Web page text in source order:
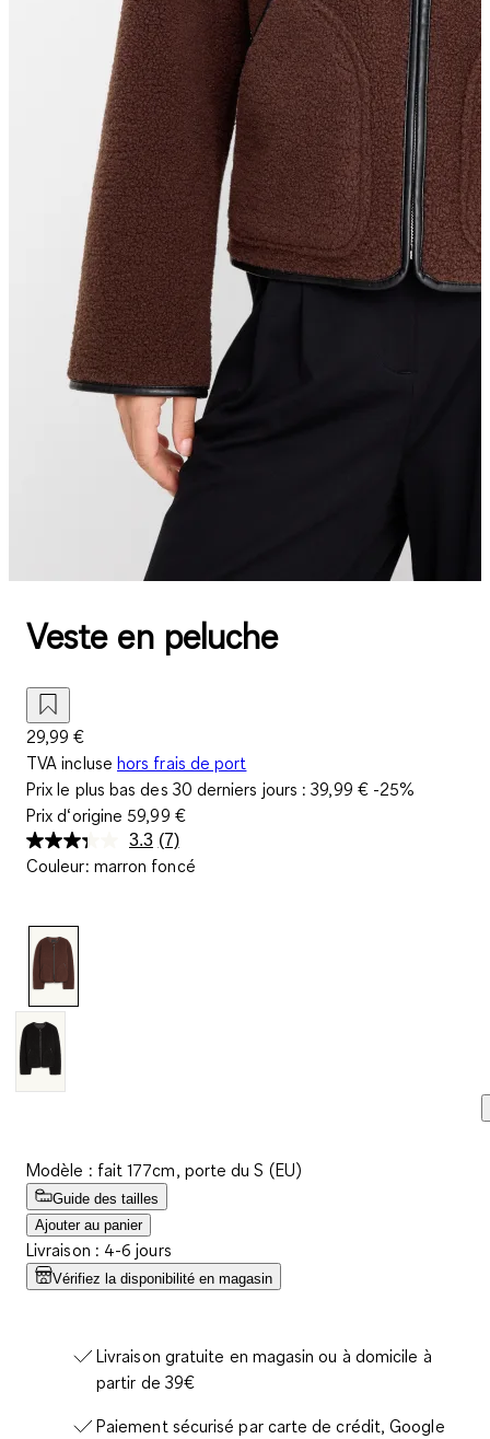
Veste en peluche
29,99 €
TVA incluse hors frais de port
Prix le plus bas des 30 derniers jours :39,99 €-25%
Prix d‘origine 59,99 €
3.3 Lire
7
(7)
Couleur: marron foncé
Modèle : fait 177cm, porte du S (EU)
Guide des tailles
Ajouter au panier
Livraison : 4-6 jours
Vérifiez la disponibilité en magasin
Livraison gratuite en magasin ou à domicile à
partir de 39€
Paiement sécurisé par carte de crédit, Google